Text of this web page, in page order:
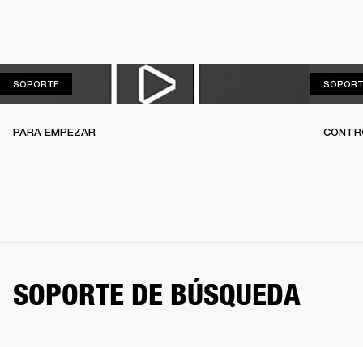
SOPORTESOPORTE
PARA EMPEZAR
SOPORTE DE BÚSQUEDA